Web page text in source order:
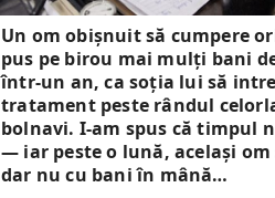
Un om obișnuit să cumpere
pus pe birou mai mulți bani
într-un an, ca soția lui să
tratament peste rândul
bolnavi. I-am spus că timpul
— iar peste o lună, același om
dar nu cu bani în mână…